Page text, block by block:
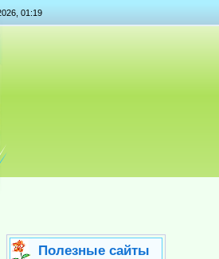
01:19
Полезные сайты